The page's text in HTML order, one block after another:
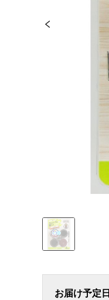
お届け予定日